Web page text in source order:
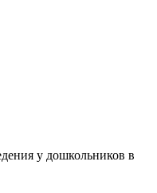
у дошкольников в